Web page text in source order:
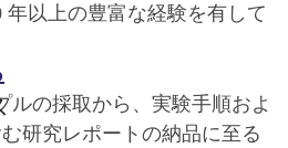
以上の豊富な経験を有して
ルの採取から、実験手順およ
研究レポートの納品に至る